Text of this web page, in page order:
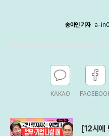
송아인 기자 a-
KAKAO
[12시에